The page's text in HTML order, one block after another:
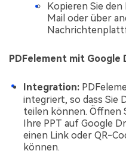
Kopieren Sie
Mail oder über
PDFelement mit Google
Integration:
integriert, so dass Sie
teilen können. Öffnen
Ihre PPT auf Google
einen Link oder QR-
können.